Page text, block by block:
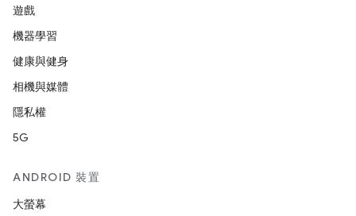
遊戲
機器學習
健康與健身
相機與媒體
隱私權
5G
ANDROID 裝置
大螢幕